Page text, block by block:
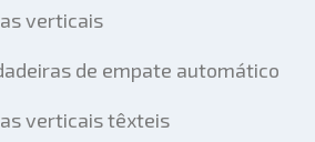
verticais
de empate automático
verticais têxteis